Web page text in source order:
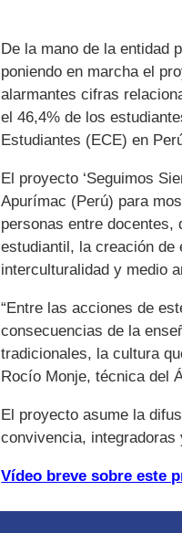
De la mano de la entidad
poniendo en marcha el
alarmantes cifras
el 46,4% de los
Estudiantes (ECE) en
El proyecto ‘Seguimos
Apurímac (Perú) para
personas entre
estudiantil, la creación de
interculturalidad y medio
“Entre las acciones de
consecuencias de la
tradicionales, la cultura
Rocío Monje, técnica del
El proyecto asume la
convivencia, integradoras
Vídeo breve sobre este